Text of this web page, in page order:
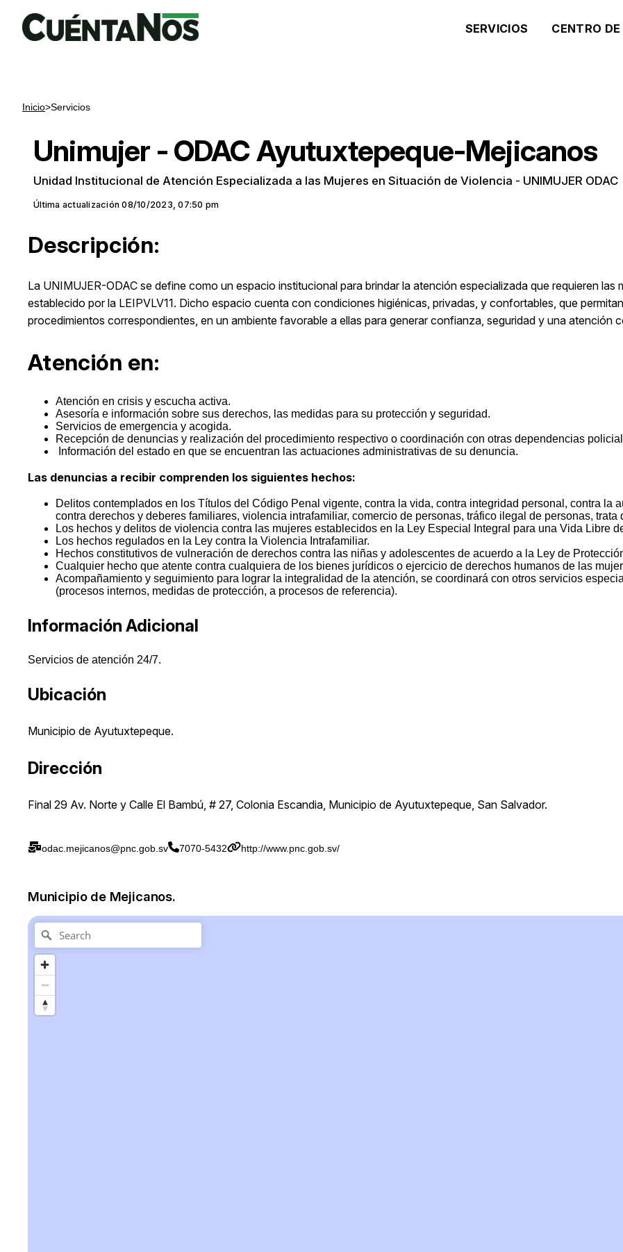
SERVICIOS CENTRO DE
Inicio>Servicios
Unimujer - ODAC Ayutuxtepeque-Mejicanos
Unidad Institucional de Atención Especializada a las Mujeres en Situación de Violencia - UNIMUJER ODAC
Última actualización 08/10/2023, 07:50 pm
Descripción:
La UNIMUJER-ODAC se define como un espacio institucional para brindar la atención especializada que requieren
establecido por la LEIPVLV11. Dicho espacio cuenta con condiciones higiénicas, privadas, y confortables, que
procedimientos correspondientes, en un ambiente favorable a ellas para generar confianza, seguridad y una atención
Atención en:
Atención en crisis y escucha activa.
Asesoría e información sobre sus derechos, las medidas para su protección y seguridad.
Servicios de emergencia y acogida.
Recepción de denuncias y realización del procedimiento respectivo o coordinación con otras dependencias
Información del estado en que se encuentran las actuaciones administrativas de su denuncia.
Las denuncias a recibir comprenden los siguientes hechos:
Delitos contemplados en los Títulos del Código Penal vigente, contra la vida, contra integridad personal, contra la
contra derechos y deberes familiares, violencia intrafamiliar, comercio de personas, tráfico ilegal de personas, trata
Los hechos y delitos de violencia contra las mujeres establecidos en la Ley Especial Integral para una Vida Libre
Los hechos regulados en la Ley contra la Violencia Intrafamiliar.
Hechos constitutivos de vulneración de derechos contra las niñas y adolescentes de acuerdo a la Ley de
Cualquier hecho que atente contra cualquiera de los bienes jurídicos o ejercicio de derechos humanos de las
Acompañamiento y seguimiento para lograr la integralidad de la atención, se coordinará con otros servicios
(procesos internos, medidas de protección, a procesos de referencia).
Información Adicional
Servicios de atención 24/7.
Ubicación
Municipio de Ayutuxtepeque.
Dirección
Final 29 Av. Norte y Calle El Bambú, # 27, Colonia Escandia, Municipio de Ayutuxtepeque, San Salvador.
odac.mejicanos@pnc.gob.sv 7070-5432 http://www.pnc.gob.sv/
Municipio de Mejicanos.